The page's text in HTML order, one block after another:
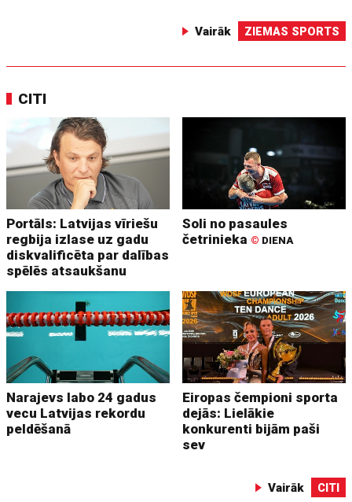
Vairāk ZIEMAS SPORTS
CITI
Portāls: Latvijas vīriešu
regbija izlase uz gadu
diskvalificēta par dalības
spēlēs atsaukšanu
Soli no pasaules
četrinieka © DIENA
Narajevs labo 24 gadus
vecu Latvijas rekordu
peldēšanā
Eiropas čempioni sporta
dejās: Lielākie
konkurenti bijām paši
sev
Vairāk CITI